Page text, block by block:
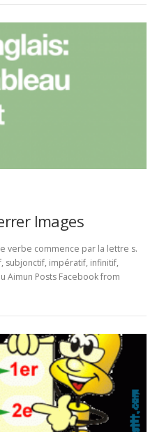
Images
verbe commence par la lettre s.
subjonctif, impératif, infinitif,
Aimun Posts Facebook from